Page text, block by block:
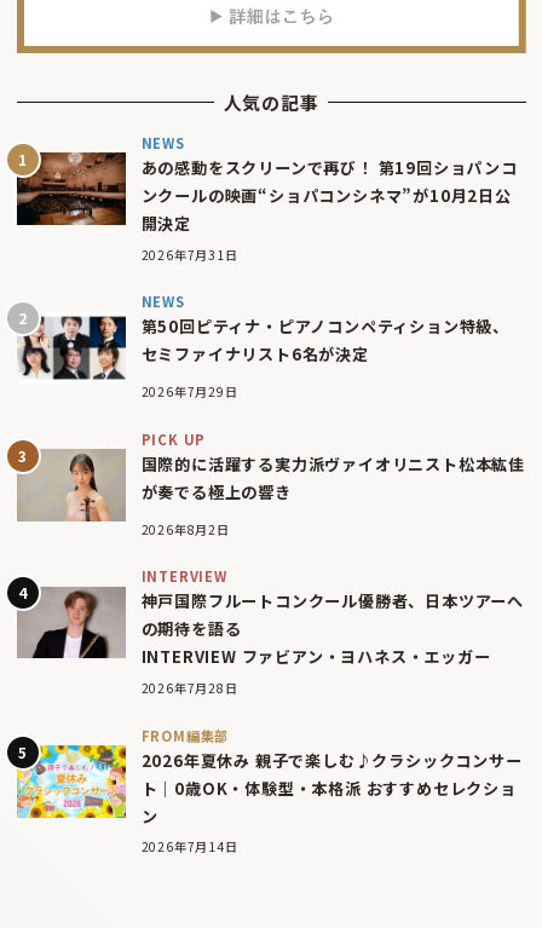
人気の記事
NEWS
あの感動をスクリーンで再び！ 第19回ショパンコ
ンクールの映画“ショパコンシネマ”が10月2日公
開決定
2026年7月31日
NEWS
第50回ピティナ・ピアノコンペティション特級、
セミファイナリスト6名が決定
2026年7月29日
PICK UP
国際的に活躍する実力派ヴァイオリニスト松本紘佳
が奏でる極上の響き
2026年8月2日
INTERVIEW
神戸国際フルートコンクール優勝者、日本ツアーへ
の期待を語る
INTERVIEW ファビアン・ヨハネス・エッガー
2026年7月28日
FROM編集部
2026年夏休み 親子で楽しむ♪クラシックコンサー
ト｜0歳OK・体験型・本格派 おすすめセレクショ
ン
2026年7月14日